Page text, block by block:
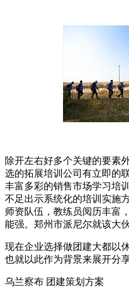
除开左右好多个关键的要素
选的拓展培训公司有立即的
丰富多彩的销售市场学习培
不足出示系统化的培训实施
师资队伍，教练员阅历丰富
能强。郑州市派尼尔就该大
现在企业选择做团建大都以
也就以此作为背景来展开分享
乌兰察布 团建策划方案